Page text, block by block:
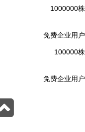
1000000株
免费企业用户
100000株
免费企业用户